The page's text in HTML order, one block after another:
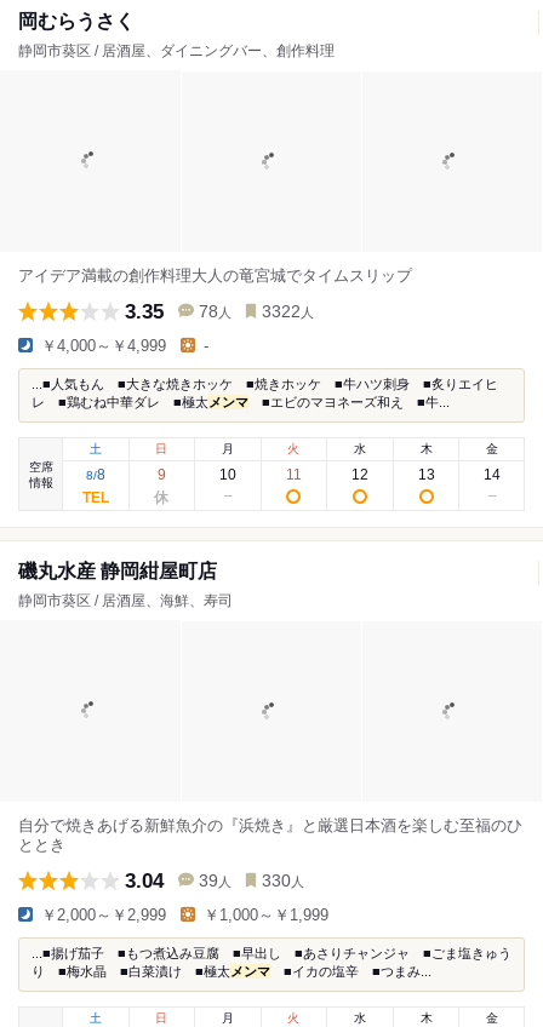
岡むらうさく
静岡市葵区 / 居酒屋、ダイニングバー、創作料理
アイデア満載の創作料理大人の竜宮城でタイムスリップ
3.35 78 人 3322 人
￥4,000～￥4,999 -
...■人気もん ■大きな焼きホッケ ■焼きホッケ ■牛ハツ刺身 ■炙りエイヒ
レ ■鶏むね中華ダレ ■極太メンマ ■エビのマヨネーズ和え ■牛...
空席
情報
土
8/8
日
9
月
10
火
11
水
12
木
13
金
14
磯丸水産 静岡紺屋町店
静岡市葵区 / 居酒屋、海鮮、寿司
自分で焼きあげる新鮮魚介の『浜焼き』と厳選日本酒を楽しむ至福のひ
ととき
3.04 39 人 330 人
￥2,000～￥2,999 ￥1,000～￥1,999
...■揚げ茄子 ■もつ煮込み豆腐 ■早出し ■あさりチャンジャ ■ごま塩きゅう
り ■梅水晶 ■白菜漬け ■極太メンマ ■イカの塩辛 ■つまみ...
土
日 月 火 水 木 金